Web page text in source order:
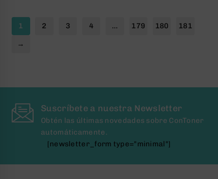
1 2 3 4 … 179 180 181
→
Suscríbete a nuestra Newsletter
Obtén las últimas novedades sobre ConToner
automáticamente.
[newsletter_form type="minimal"]